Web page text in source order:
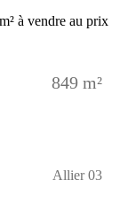
849 m²
Allier 03